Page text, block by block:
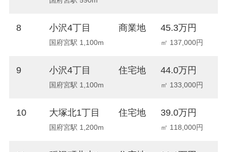
8 小沢4丁目
国府宮駅 1,100m
商業地 45.3万円
㎡ 137,000円
9 小沢4丁目
国府宮駅 1,100m
住宅地 44.0万円
㎡ 133,000円
10 大塚北1丁目
国府宮駅 1,200m
住宅地 39.0万円
㎡ 118,000円